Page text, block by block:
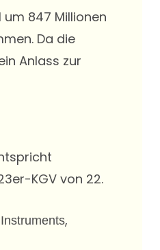
847 Millionen
Da die
Anlass zur
KGV von 22.
,